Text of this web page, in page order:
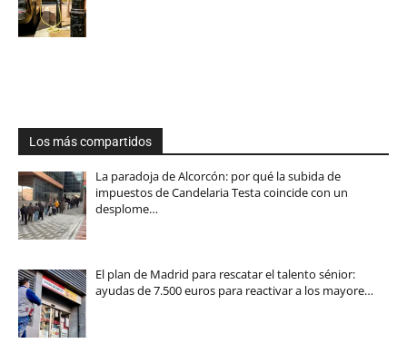
Los más compartidos
La paradoja de Alcorcón: por qué la subida de
impuestos de Candelaria Testa coincide con un
desplome…
El plan de Madrid para rescatar el talento sénior:
ayudas de 7.500 euros para reactivar a los mayore…